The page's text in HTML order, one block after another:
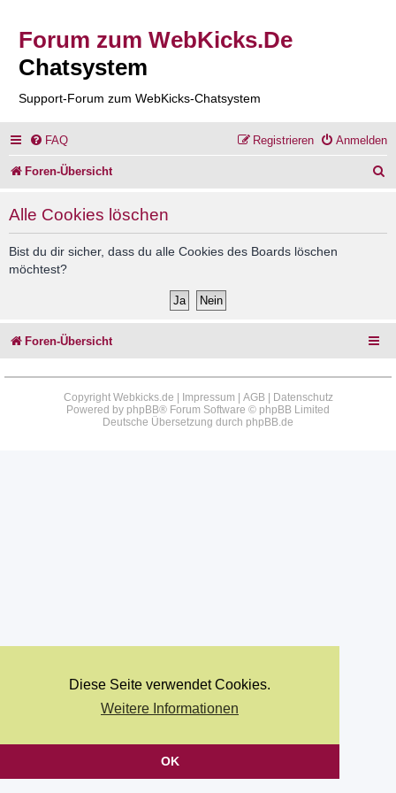
Diese Seite verwendet Cookies.
Weitere Informationen
OK
Forum zum WebKicks.De
Chatsystem
Support-Forum zum WebKicks-Chatsystem
FAQ Anmelden
Registrieren
Foren-Übersicht
Alle Cookies löschen
Bist du dir sicher, dass du alle Cookies des Boards löschen
möchtest?
Foren-Übersicht
Copyright Webkicks.de | Impressum AGB|
Datenschutz
Powered by phpBB® Forum Software © phpBB Limited
Deutsche Übersetzung durch phpBB.de